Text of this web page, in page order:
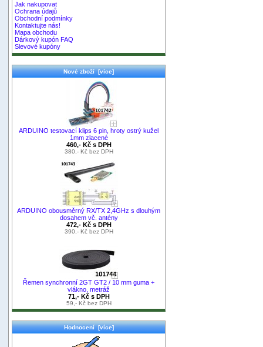
Jak nakupovat
Ochrana údajů
Obchodní podmínky
Kontaktujte nás!
Mapa obchodu
Dárkový kupón FAQ
Slevové kupóny
Nové zboží [více]
ARDUINO testovací klips 6 pin, hroty ostrý kužel
1mm zlacené
460,- Kč s DPH
380,- Kč bez DPH
ARDUINO obousměrný RX/TX 2,4GHz s dlouhým
dosahem vč. antény
472,- Kč s DPH
390,- Kč bez DPH
Řemen synchronní 2GT GT2 / 10 mm guma +
vlákno, metráž
71,- Kč s DPH
59,- Kč bez DPH
Hodnocení [více]